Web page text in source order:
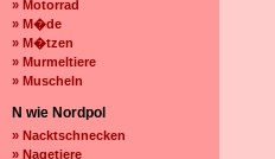
» Motorrad
» M�de
» M�tzen
» Murmeltiere
» Muscheln
N wie Nordpol
» Nacktschnecken
» Nagetiere